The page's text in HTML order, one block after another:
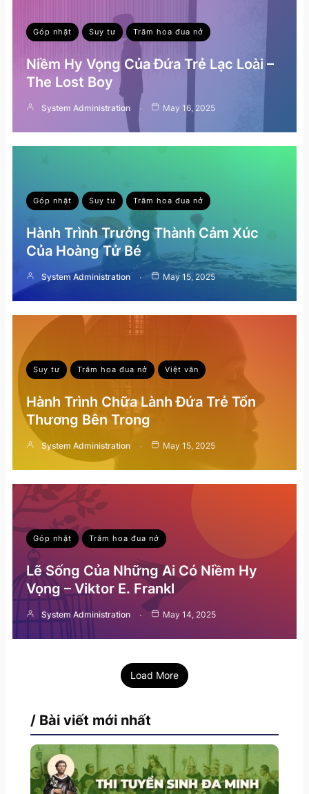
Góp nhặt Suy tư Trăm hoa đua nở
Niềm Hy Vọng Của Đứa Trẻ Lạc Loài –
The Lost Boy
System Administration May 16, 2025
Góp nhặt Suy tư Trăm hoa đua nở
Hành Trình Trưởng Thành Cảm Xúc
Của Hoàng Tử Bé
System Administration May 15, 2025
Suy tư Trăm hoa đua nở Việt văn
Hành Trình Chữa Lành Đứa Trẻ Tổn
Thương Bên Trong
System Administration May 15, 2025
Góp nhặt Trăm hoa đua nở
Lẽ Sống Của Những Ai Có Niềm Hy
Vọng – Viktor E. Frankl
System Administration May 14, 2025
Load More
/ Bài viết mới nhất